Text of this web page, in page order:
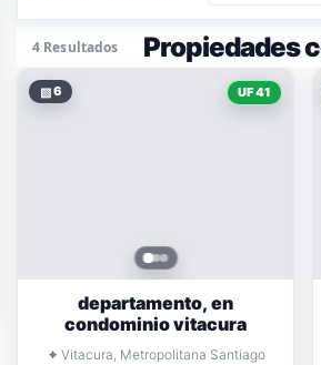
4 Resultados Propiedades
▧6 UF 41
departamento, en
condominio vitacura
⌖ Vitacura, Metropolitana Santiago